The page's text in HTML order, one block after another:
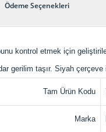
Ödeme Seçenekleri
kontrol etmek için
gerilim taşır. Siyah
Tam Ürün Kodu
Marka